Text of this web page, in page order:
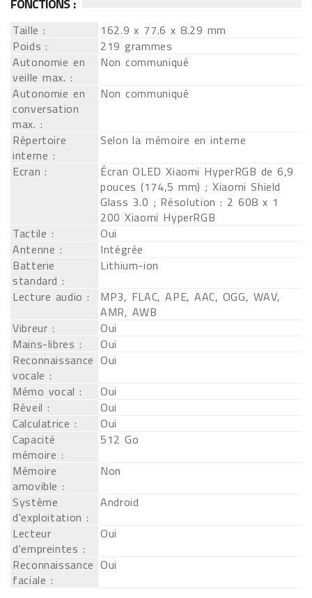
FONCTIONS :
Taille :
162.9 x 77.6 x 8.29 mm
Poids :
219 grammes
Autonomie en
veille max. :
Non communiqué
Autonomie en
conversation
max. :
Non communiqué
Répertoire
interne :
Selon la mémoire en interne
Ecran :
Écran OLED Xiaomi HyperRGB de 6,9
pouces (174,5 mm) ; Xiaomi Shield
Glass 3.0 ; Résolution : 2 608 x 1
200 Xiaomi HyperRGB
Tactile :
Oui
Antenne :
Intégrée
Batterie
standard :
Lithium-ion
Lecture audio :
MP3, FLAC, APE, AAC, OGG, WAV,
AMR, AWB
Vibreur :
Oui
Mains-libres :
Oui
Reconnaissance
vocale :
Oui
Mémo vocal :
Oui
Réveil :
Oui
Calculatrice :
Oui
Capacité
mémoire :
512 Go
Mémoire
amovible :
Non
Système
d'exploitation :
Android
Lecteur
d'empreintes :
Oui
Reconnaissance
faciale :
Oui